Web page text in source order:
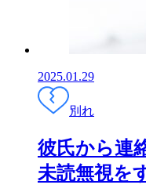
2025.01.29
別れ
彼氏から連
未読無視を